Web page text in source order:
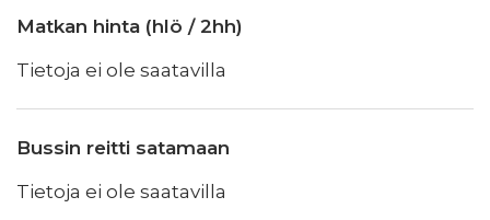
Matkan hinta (hlö / 2hh)
Tietoja ei ole saatavilla
Bussin reitti satamaan
Tietoja ei ole saatavilla